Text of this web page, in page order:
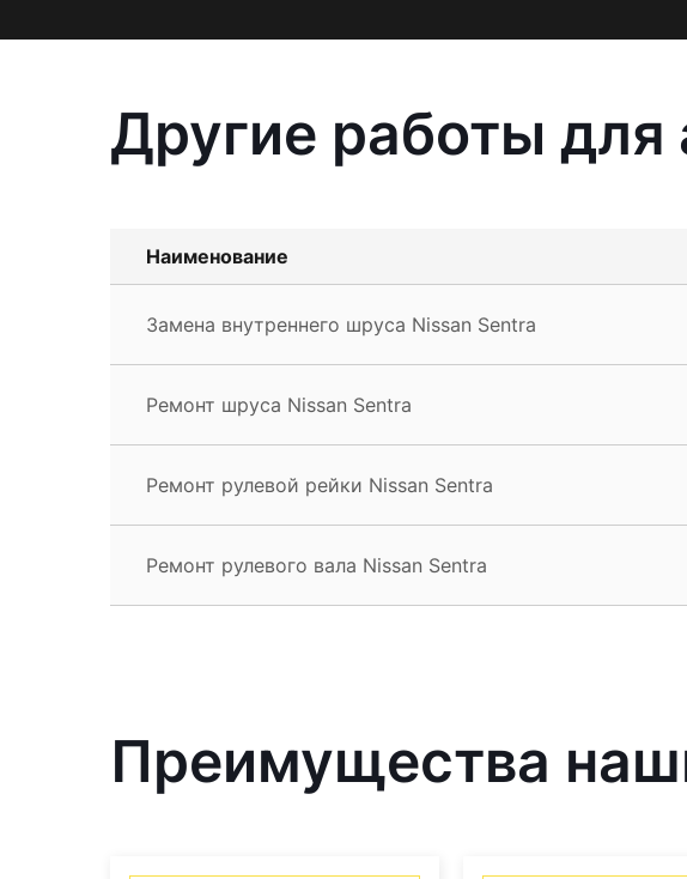
Другие работы для
Наименование
Замена внутреннего шруса Nissan Sentra
Ремонт шруса Nissan Sentra
Ремонт рулевой рейки Nissan Sentra
Ремонт рулевого вала Nissan Sentra
Преимущества